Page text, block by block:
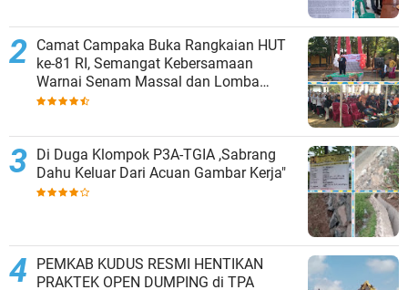
Camat Campaka Buka Rangkaian HUT
ke-81 RI, Semangat Kebersamaan
Warnai Senam Massal dan Lomba
Karaoke Perangkat Desa
Di Duga Klompok P3A-TGIA ,Sabrang
Dahu Keluar Dari Acuan Gambar Kerja"
PEMKAB KUDUS RESMI HENTIKAN
PRAKTEK OPEN DUMPING di TPA